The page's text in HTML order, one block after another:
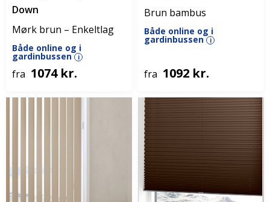
Down
Mørk brun – Enkeltlag
Både online og i
gardinbussen i
fra 1074 kr.
Brun bambus
Både online og i
gardinbussen i
fra 1092 kr.